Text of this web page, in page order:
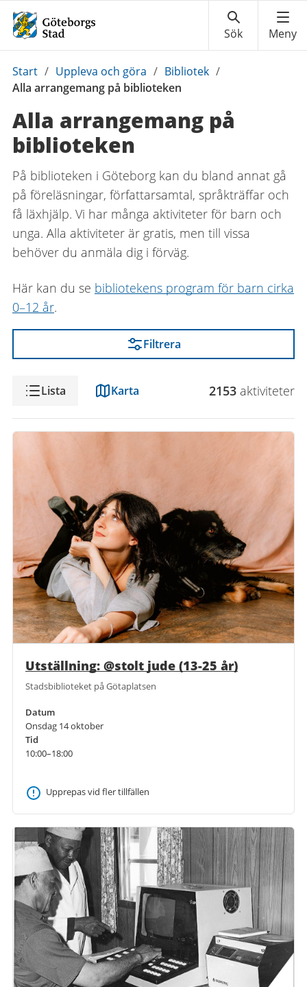
Du
är
Start / Uppleva och göra / Bibliotek /
Alla arrangemang på biblioteken
Alla arrangemang på
biblioteken
På biblioteken i Göteborg kan du bland annat gå
på föreläsningar, författarsamtal, språkträffar och
få läxhjälp. Vi har många aktiviteter för barn och
unga. Alla aktiviteter är gratis, men till vissa
behöver du anmäla dig i förväg.
Här kan du se bibliotekens program för barn cirka
0–12 år.
Filtrera
VisningLista Karta 2153 aktiviteter
Utställning: @stolt jude (13-25 år)
Stadsbiblioteket på Götaplatsen
Datum
Onsdag 14 oktober
Tid
10:00–18:00
Upprepas vid fler tillfällen